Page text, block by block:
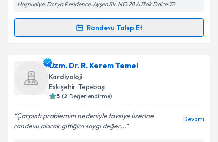
Hoşnudiye, Dorya Residence, Ayşen Sk. NO:28 A Blok Daire:72
Randevu Talep Et
Randevu Takvimi Talebi
Doç. Dr. Çağatay Ertaniçin randevu takvimi talebi
oluşturun. Size bu uzmandan randevu almanız için bir
takvim hazırlandığında e-posta ile bilgilendireceğiz.
Uzm. Dr. R. Kerem Temel
Kardiyoloji
Eskişehir, Tepebaşı
5 (2 Değerlendirme)
Çarpıntı problemim nedeniyle tavsiye üzerine
randevu alarak gittiğim saygı değer...
Devamı